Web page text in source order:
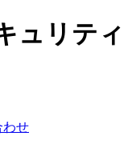
ュリティ
わせ